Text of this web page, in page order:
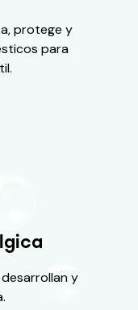
protege y
para
y